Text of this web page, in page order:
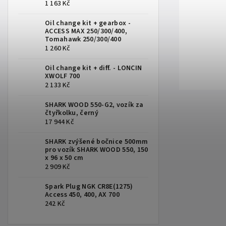
1 163 Kč
Oil change kit + gearbox -
ACCESS MAX 250/300/400,
Tomahawk 250/300/400
1 260 Kč
Oil change kit + diff. - LONCIN
XWOLF 700
2 133 Kč
SHARK WOOD 550-G2, vozík za
čtyřkolku, černý
17 944 Kč
SHARK zvýšené bočnice 500mm
pro vozík SHARK WOOD 550, 150
x 96 x 50 cm
2 909 Kč
Spark Plug NGK CR8E(1275)
Access 450, 400, AX 700
242 Kč